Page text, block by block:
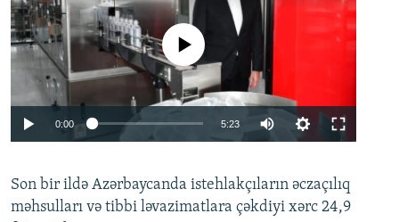
Auto 240p 360p 480p
No media source currently available
0:00 5:23
360p
480p
Son bir ildə Azərbaycanda istehlakçıların əczaçılıq
məhsulları və tibbi ləvazimatlara çəkdiyi xərc 24,9